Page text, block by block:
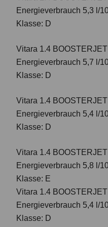
Energieverbrauch 5,3 l/
Klasse: D
Vitara 1.4
Energieverbrauch 5,7 l/
Klasse: D
Vitara 1.4
Energieverbrauch 5,4 l/
Klasse: D
Vitara 1.4
Energieverbrauch 5,8 l/
Klasse: E
Vitara 1.4
Energieverbrauch 5,4 l/
Klasse: D